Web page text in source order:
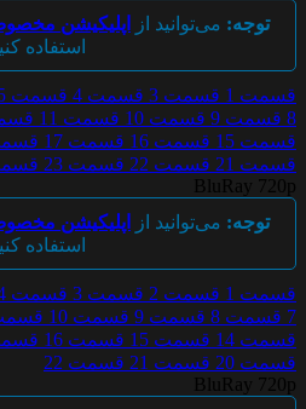
توجه: می‌توانید از اپلیکیشن
استفاده
قسمت 1 قسمت 3 قسمت 4 قسمت 5
8 قسمت 9 قسمت 10 قسمت 11
قسمت 15
قسمت 16 قسمت 17 قسمت
قسمت 21
قسمت 22 قسمت 23 قسمت
BluRay 720p
توجه: می‌توانید از اپلیکیشن
استفاده
قسمت 1 قسمت 2 قسمت 3 قسمت 4
7 قسمت 8 قسمت 9 قسمت 10 قسمت
قسمت 14
قسمت 15 قسمت 16 قسمت
قسمت 20
قسمت 21
قسمت 22
BluRay 720p